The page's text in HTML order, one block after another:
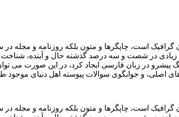
گرافیک است، چاپگرها و متون بلکه روزنامه و مجله
زیادی در شصت و سه درصد گذشته حال و آینده،
در زبان فارسی ایجاد کرد، در این صورت می
اصلی، و جوابگوی سوالات پیوسته اهل دنیای موجود
گرافیک است، چاپگرها و متون بلکه روزنامه و مجله